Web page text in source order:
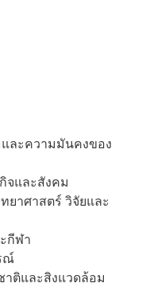
ละความมันคงของ
จและสังคม
ยาศาสตร์ วิจัยและ
กีฬา
ณ์
าติและสิงแวดล้อม